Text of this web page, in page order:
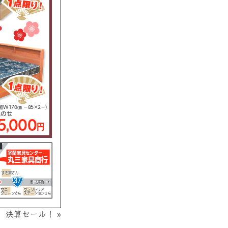
算セール！ »